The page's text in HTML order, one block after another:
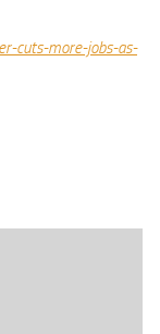
cuts-more-jobs-as-